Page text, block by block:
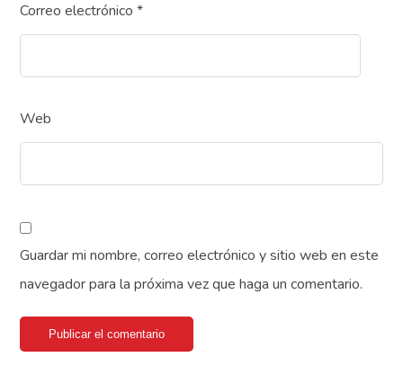
Correo electrónico*
Web
Guardar mi nombre, correo electrónico y sitio web en este
navegador para la próxima vez que haga un comentario.
Publicar el comentario